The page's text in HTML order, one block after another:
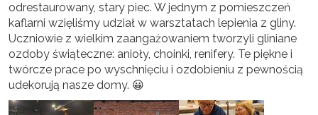
odrestaurowany, stary piec. W jednym z pomieszczeń
kaflarni wzięliśmy udział w warsztatach lepienia z gliny.
Uczniowie z wielkim zaangażowaniem tworzyli gliniane
ozdoby świąteczne: anioły, choinki, renifery. Te piękne i
twórcze prace po wyschnięciu i ozdobieniu z pewnością
udekorują nasze domy. 😀